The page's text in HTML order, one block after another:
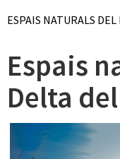
ESPAIS NATURALS
Espais
Delta